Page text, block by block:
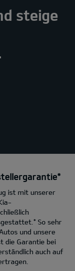
steige
ist mit unserer
So sehr
und unsere
die Garantie bei
auch auf